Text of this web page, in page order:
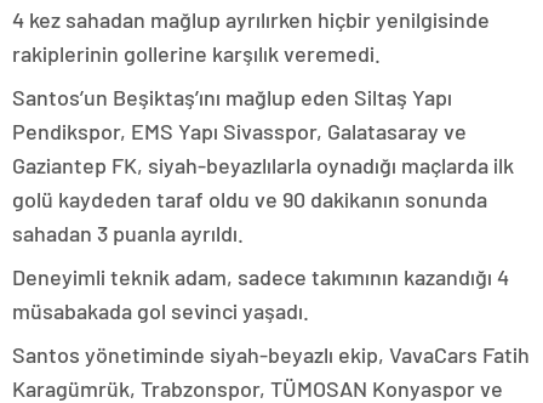
4 kez sahadan mağlup ayrılırken hiçbir yenilgisinde
rakiplerinin gollerine karşılık veremedi.
Santos’un Beşiktaş’ını mağlup eden Siltaş Yapı
Pendikspor, EMS Yapı Sivasspor, Galatasaray ve
Gaziantep FK, siyah-beyazlılarla oynadığı maçlarda ilk
golü kaydeden taraf oldu ve 90 dakikanın sonunda
sahadan 3 puanla ayrıldı.
Deneyimli teknik adam, sadece takımının kazandığı 4
müsabakada gol sevinci yaşadı.
Santos yönetiminde siyah-beyazlı ekip, VavaCars Fatih
Karagümrük, Trabzonspor, TÜMOSAN Konyaspor ve